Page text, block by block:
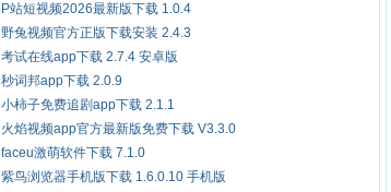
P站短视频2026最新版下载 1.0.4
野兔视频官方正版下载安装 2.4.3
考试在线app下载 2.7.4 安卓版
秒词邦app下载 2.0.9
小柿子免费追剧app下载 2.1.1
火焰视频app官方最新版免费下载 V3.3.0
faceu激萌软件下载 7.1.0
紫鸟浏览器手机版下载 1.6.0.10 手机版